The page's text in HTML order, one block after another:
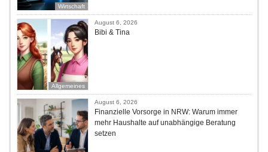
Wirtschaft
Allgemeines
August 6, 2026
Bibi & Tina
August 6, 2026
Finanzielle Vorsorge in NRW: Warum immer
mehr Haushalte auf unabhängige Beratung
setzen